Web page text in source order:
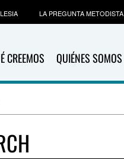
CREEMOS QUIÉNES SOMOS
LA PREGUNTA METODISTA